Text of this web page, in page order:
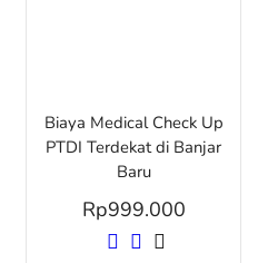
Biaya Medical Check Up
PTDI Terdekat di Banjar
Baru
Rp999.000